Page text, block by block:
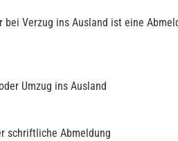
Verzug ins Ausland ist eine
Umzug ins Ausland
schriftliche Abmeldung